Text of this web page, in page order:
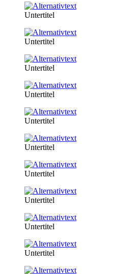
Untertitel
Untertitel
Untertitel
Untertitel
Untertitel
Untertitel
Untertitel
Untertitel
Untertitel
Untertitel